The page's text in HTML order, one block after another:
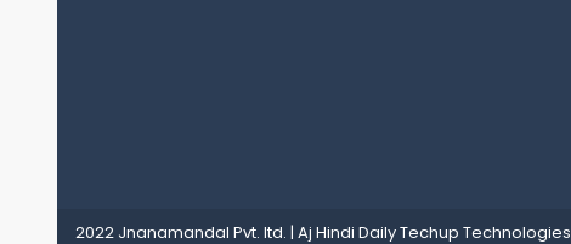
2022 Jnanamandal Pvt. ltd. | Aj Hindi DailyTechup Technologies